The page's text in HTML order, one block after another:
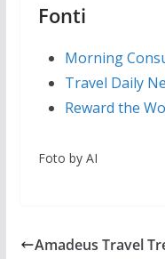
Fonti
Morning
Travel Daily
Reward the
Foto by AI
Amadeus Travel